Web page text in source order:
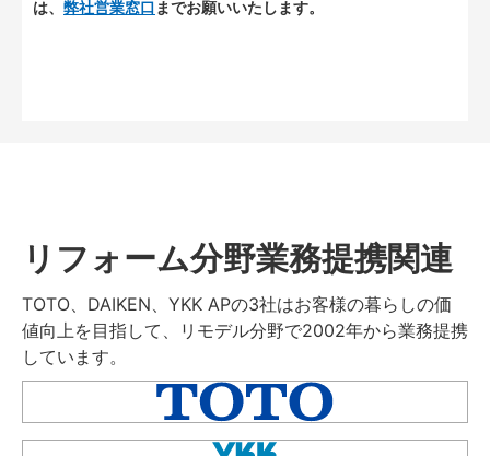
は、 弊社営業窓口 までお願いいたします。
リフォーム分野業務提携関連
TOTO、DAIKEN、YKK APの3社はお客様の暮らしの価
値向上を目指して、リモデル分野で2002年から業務提携
しています。